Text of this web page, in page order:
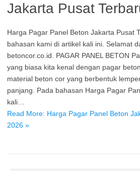
Jakarta Pusat
Harga Pagar Panel Beton Jakarta Pusat
bahasan kami di artikel kali ini. Selamat
betoncor.co.id. PAGAR PANEL BETON
yang biasa kita kenal dengan pagar
material beton cor yang berbentuk
panjang. Pada bahasan Harga Pagar
kali…
Read More: Harga Pagar Panel Beton
2026 »